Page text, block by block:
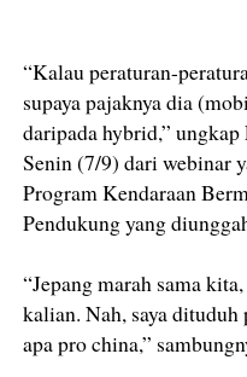
“Kalau peraturan-
supaya pajaknya dia
daripada hybrid,”
Senin (7/9) dari webinar
Program Kendaraan
Pendukung yang
“Jepang marah sama
kalian. Nah, saya
apa pro china,”